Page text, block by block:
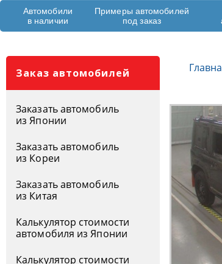
Автомобили
в наличии
Примеры автомобилей
под заказ
Заказ автомобилей
Заказать автомобиль
из Японии
Заказать автомобиль
из Кореи
Заказать автомобиль
из Китая
Калькулятор стоимости
автомобиля из Японии
Калькулятор стоимости